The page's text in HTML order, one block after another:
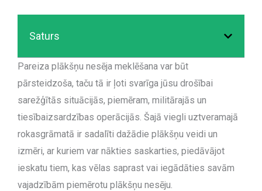
Saturs
Pareiza plākšņu nesēja meklēšana var būt
pārsteidzoša, taču tā ir ļoti svarīga jūsu drošībai
sarežģītās situācijās, piemēram, militārajās un
tiesībaizsardzības operācijās. Šajā viegli uztveramajā
rokasgrāmatā ir sadalīti dažādie plākšņu veidi un
izmēri, ar kuriem var nākties saskarties, piedāvājot
ieskatu tiem, kas vēlas saprast vai iegādāties savām
vajadzībām piemērotu plākšņu nesēju.